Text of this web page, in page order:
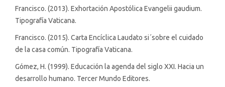
Francisco. (2013). Exhortación Apostólica Evangelii gaudium.
Tipografía Vaticana.
Francisco. (2015). Carta Encíclica Laudato si´sobre el cuidado
de la casa común. Tipografía Vaticana.
Gómez, H. (1999). Educación la agenda del siglo XXI. Hacia un
desarrollo humano. Tercer Mundo Editores.